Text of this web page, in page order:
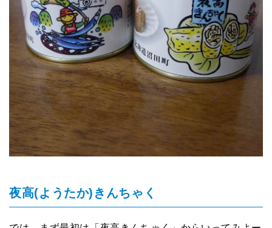
夜高(ようたか)きんちゃく